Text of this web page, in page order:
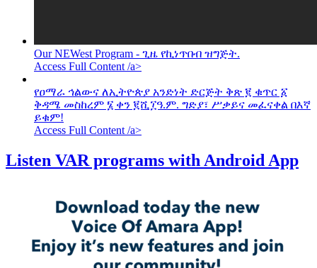
Our NEWest Program - ጊዜ የኪነጥበብ ዝግጅት.
Access Full Content /a>
የዐማራ ኅልውና ለኢትዮጵያ አንድነት ድርጅት ቅጽ ፪ ቁጥር ፩
ቅዳሜ መስከረም ፮ ቀን ፪ሺ፲ዓ.ም. ግድያ፣ ሥቃይና መፈናቀል በእኛ
ይቁም!
Access Full Content /a>
Listen VAR programs with Android App